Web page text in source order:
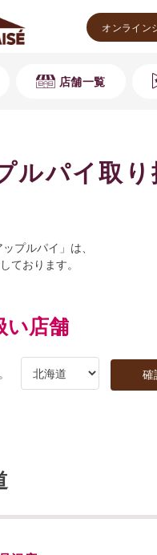
オンライン
店舗一覧
ルパイ取り
プルパイ」は、
ております。
い店舗